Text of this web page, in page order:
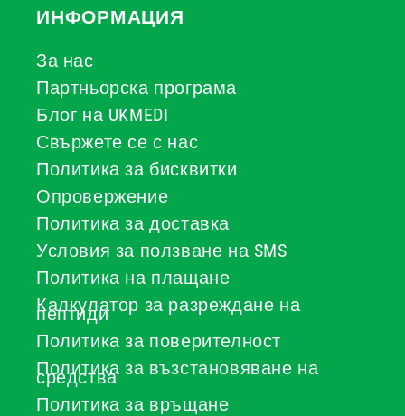
ИНФОРМАЦИЯ
За нас
Партньорска програма
Блог на UKMEDI
Свържете се с нас
Политика за бисквитки
Опровержение
Политика за доставка
Условия за ползване на SMS
Политика на плащане
Калкулатор за разреждане на
пептиди
Политика за поверителност
Политика за възстановяване на
средства
Политика за връщане